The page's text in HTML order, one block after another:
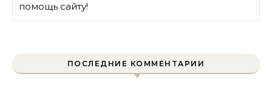
помощь сайту!
ПОСЛЕДНИЕ КОММЕНТАРИИ